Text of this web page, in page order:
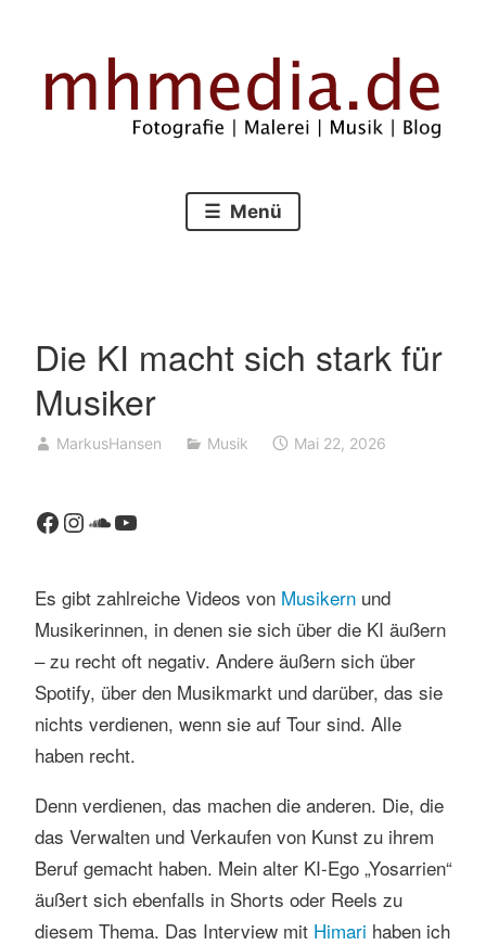
springen
mhmedia.de
Menü
Die KI macht sich stark für
Musiker
MarkusHansen Musik Mai 22, 2026
Facebook
Instagram
SoundCloud
YouTube
Es gibt zahlreiche Videos von Musikernund
Musikerinnen, in denen sie sich über die KI äußern
– zu recht oft negativ. Andere äußern sich über
Spotify, über den Musikmarkt und darüber, das sie
nichts verdienen, wenn sie auf Tour sind. Alle
haben recht.
Denn verdienen, das machen die anderen. Die, die
das Verwalten und Verkaufen von Kunst zu ihrem
Beruf gemacht haben. Mein alter KI-Ego „Yosarrien“
äußert sich ebenfalls in Shorts oder Reels zu
diesem Thema. Das Interview mit Himari haben ich